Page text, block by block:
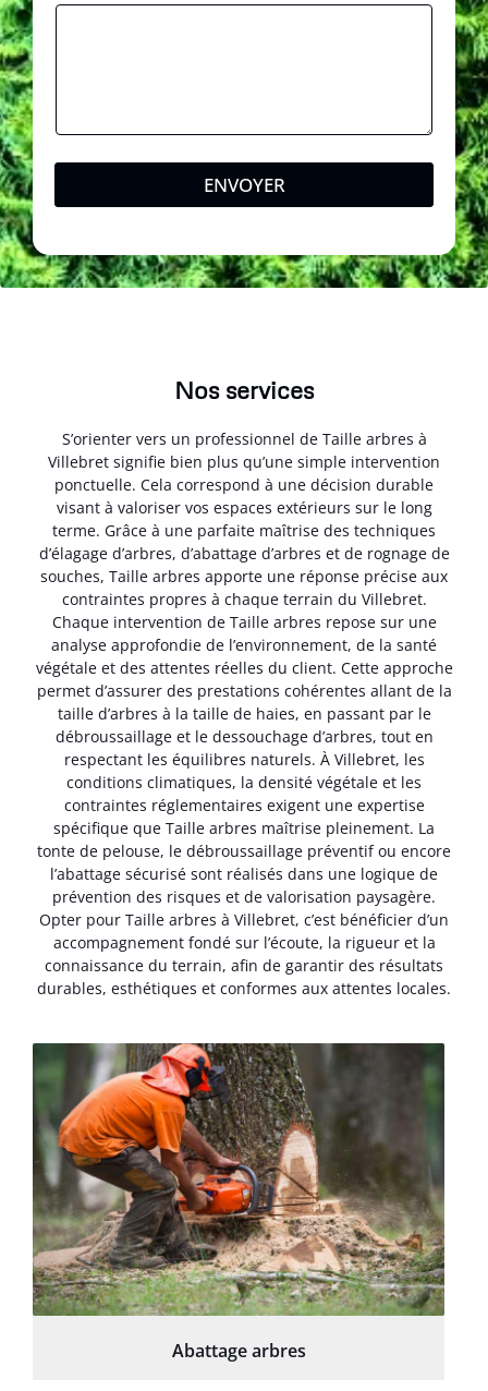
ENVOYER
Nos services
S’orienter vers un professionnel de Taille arbres à
Villebret signifie bien plus qu’une simple intervention
ponctuelle. Cela correspond à une décision durable
visant à valoriser vos espaces extérieurs sur le long
terme. Grâce à une parfaite maîtrise des techniques
d’élagage d’arbres, d’abattage d’arbres et de rognage de
souches, Taille arbres apporte une réponse précise aux
contraintes propres à chaque terrain du Villebret.
Chaque intervention de Taille arbres repose sur une
analyse approfondie de l’environnement, de la santé
végétale et des attentes réelles du client. Cette approche
permet d’assurer des prestations cohérentes allant de la
taille d’arbres à la taille de haies, en passant par le
débroussaillage et le dessouchage d’arbres, tout en
respectant les équilibres naturels. À Villebret, les
conditions climatiques, la densité végétale et les
contraintes réglementaires exigent une expertise
spécifique que Taille arbres maîtrise pleinement. La
tonte de pelouse, le débroussaillage préventif ou encore
l’abattage sécurisé sont réalisés dans une logique de
prévention des risques et de valorisation paysagère.
Opter pour Taille arbres à Villebret, c’est bénéficier d’un
accompagnement fondé sur l’écoute, la rigueur et la
connaissance du terrain, afin de garantir des résultats
durables, esthétiques et conformes aux attentes locales.
Abattage arbres